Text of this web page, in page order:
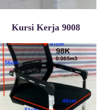
Kursi Kerja 9008